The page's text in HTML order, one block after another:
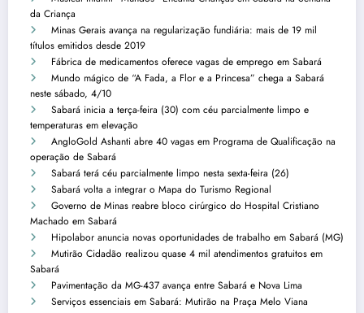
da Criança
Minas Gerais avança na regularização fundiária: mais de 19 mil
títulos emitidos desde 2019
Fábrica de medicamentos oferece vagas de emprego em Sabará
Mundo mágico de “A Fada, a Flor e a Princesa” chega a Sabará
neste sábado, 4/10
Sabará inicia a terça-feira (30) com céu parcialmente limpo e
temperaturas em elevação
AngloGold Ashanti abre 40 vagas em Programa de Qualificação na
operação de Sabará
Sabará terá céu parcialmente limpo nesta sexta-feira (26)
Sabará volta a integrar o Mapa do Turismo Regional
Governo de Minas reabre bloco cirúrgico do Hospital Cristiano
Machado em Sabará
Hipolabor anuncia novas oportunidades de trabalho em Sabará (MG)
Mutirão Cidadão realizou quase 4 mil atendimentos gratuitos em
Sabará
Pavimentação da MG-437 avança entre Sabará e Nova Lima
Serviços essenciais em Sabará: Mutirão na Praça Melo Viana